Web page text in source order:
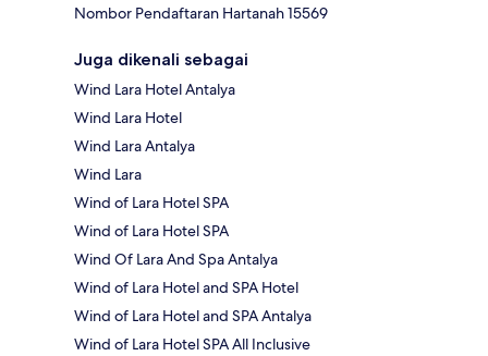
Nombor Pendaftaran Hartanah 15569
Juga dikenali sebagai
Wind Lara Hotel Antalya
Wind Lara Hotel
Wind Lara Antalya
Wind Lara
Wind of Lara Hotel SPA
Wind of Lara Hotel SPA
Wind Of Lara And Spa Antalya
Wind of Lara Hotel and SPA Hotel
Wind of Lara Hotel and SPA Antalya
Wind of Lara Hotel SPA All Inclusive